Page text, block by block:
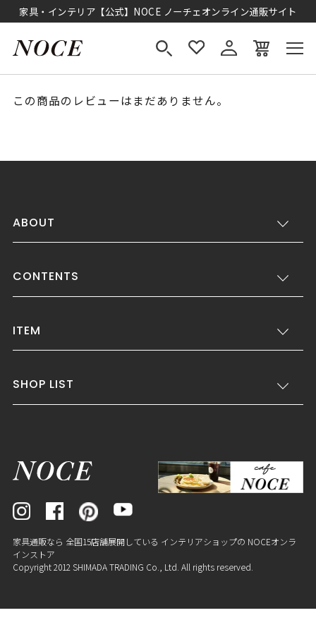
家具・インテリア【公式】NOCE ノーチェオンライン通販サイト
この商品のレビューはまだありません。
ABOUT
CONTENTS
ITEM
SHOP LIST
家具通販なら 全国15店舗展開している インテリアショップの NOCEオンラ
インストア
Copyright 2012 SHIMADA TRADING Co., Ltd. All rights reserved.